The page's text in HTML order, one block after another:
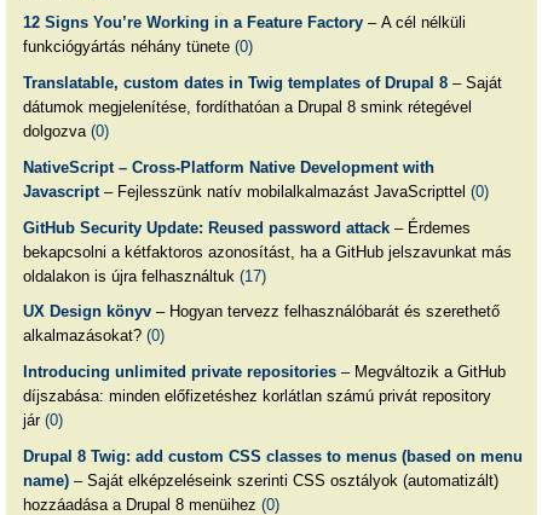
12 Signs You’re Working in a Feature Factory– A cél nélküli
funkciógyártás néhány tünete (0)
Translatable, custom dates in Twig templates of Drupal 8– Saját
dátumok megjelenítése, fordíthatóan a Drupal 8 smink rétegével
dolgozva (0)
NativeScript – Cross-Platform Native Development with
Javascript– Fejlesszünk natív mobilalkalmazást JavaScripttel (0)
GitHub Security Update: Reused password attack– Érdemes
bekapcsolni a kétfaktoros azonosítást, ha a GitHub jelszavunkat más
oldalakon is újra felhasználtuk (17)
UX Design könyv– Hogyan tervezz felhasználóbarát és szerethető
alkalmazásokat? (0)
Introducing unlimited private repositories– Megváltozik a GitHub
díjszabása: minden előfizetéshez korlátlan számú privát repository
jár (0)
Drupal 8 Twig: add custom CSS classes to menus (based on menu
name)– Saját elképzeléseink szerinti CSS osztályok (automatizált)
hozzáadása a Drupal 8 menüihez (0)